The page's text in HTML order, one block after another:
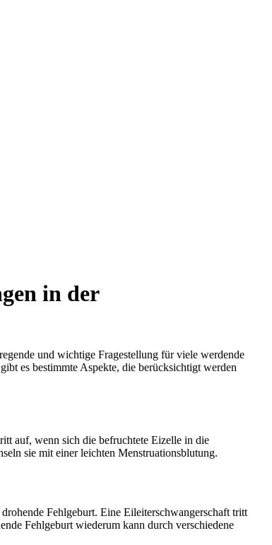
in der
und wichtige Fragestellung für viele werdende
es bestimmte Aspekte, die berücksichtigt werden
auf, wenn sich die befruchtete Eizelle in die
sie mit einer leichten Menstruationsblutung.
Fehlgeburt. Eine Eileiterschwangerschaft tritt
Fehlgeburt wiederum kann durch verschiedene